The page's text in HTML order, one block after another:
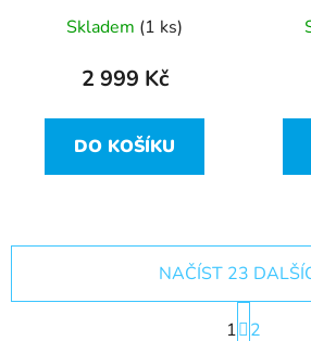
T480
Skladem (1 ks)
2 999 Kč
DO KOŠÍKU
NAČÍST 23
S
t
1
2